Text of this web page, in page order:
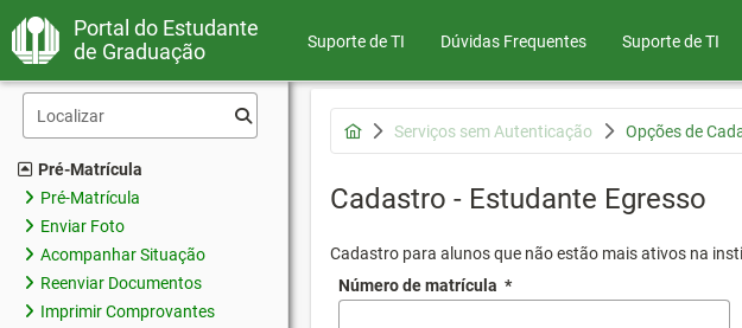
Portal do Estudante
de Graduação
Suporte de TI Dúvidas Frequentes Suporte de TI
Pré-Matrícula
Pré-Matrícula
Enviar Foto
Acompanhar Situação
Reenviar Documentos
Imprimir Comprovantes
Serviços sem Autenticação Opções de
Cadastro - Estudante Egresso
Cadastro para alunos que não estão mais ativos na
Número de matrícula *